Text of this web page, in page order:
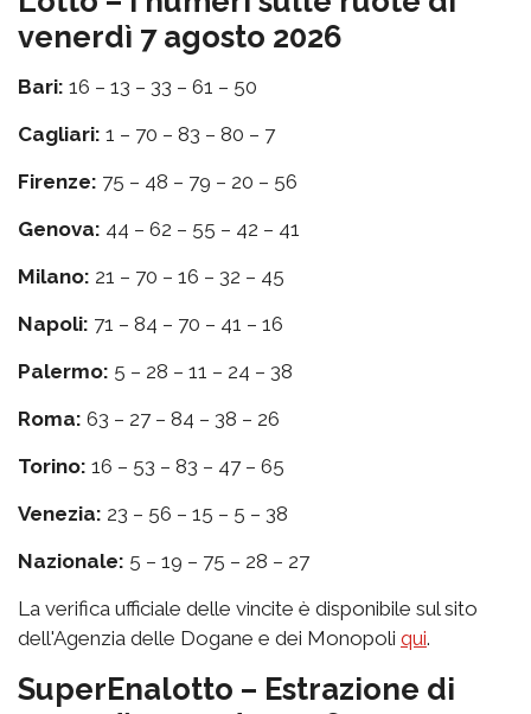
venerdì 7 agosto 2026
Bari: 16 – 13 – 33 – 61 – 50
Cagliari: 1 – 70 – 83 – 80 – 7
Firenze: 75 – 48 – 79 – 20 – 56
Genova: 44 – 62 – 55 – 42 – 41
Milano: 21 – 70 – 16 – 32 – 45
Napoli: 71 – 84 – 70 – 41 – 16
Palermo: 5 – 28 – 11 – 24 – 38
Roma: 63 – 27 – 84 – 38 – 26
Torino: 16 – 53 – 83 – 47 – 65
Venezia: 23 – 56 – 15 – 5 – 38
Nazionale: 5 – 19 – 75 – 28 – 27
La verifica ufficiale delle vincite è disponibile sul sito
dell'Agenzia delle Dogane e dei Monopoli qui.
SuperEnalotto – Estrazione di